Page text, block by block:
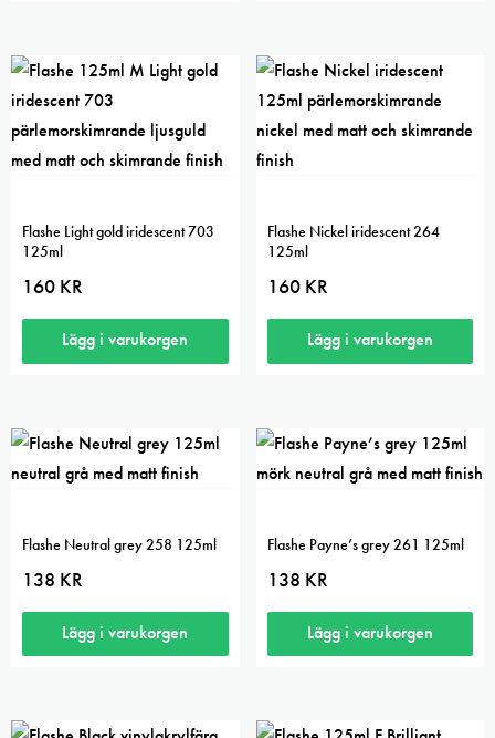
5.00
Flashe Light gold iridescent 703
125ml
160 KR
Lägg i varukorgen
Flashe Nickel iridescent 264
125ml
160 KR
Lägg i varukorgen
Flashe Neutral grey 258 125ml
138 KR
Lägg i varukorgen
Flashe Payne’s grey 261 125ml
138 KR
Lägg i varukorgen